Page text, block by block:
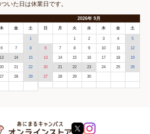
いた日は休業日です。
木 金 土
1
6 7 8
13 14 15
20 21 22
27 28 29
2026年9月
日 月 火 水 木 金 土
1 2 3 4 5
6 7 8 9 10 11 12
13 14 15 16 17 18 19
20 21 22 23 24 25 26
27 28 29 30